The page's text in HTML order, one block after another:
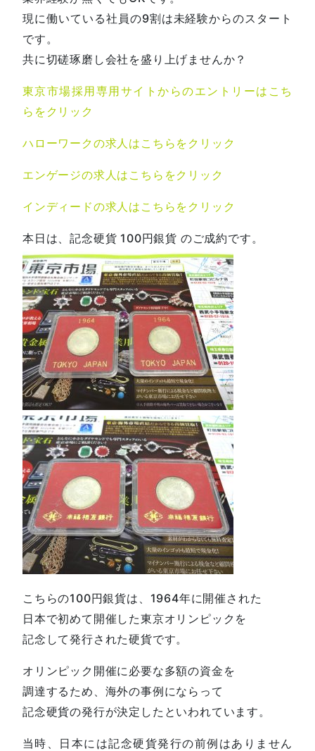
現に働いている社員の9割は未経験からのスタート
です。
共に切磋琢磨し会社を盛り上げませんか？
東京市場採用専用サイトからのエントリーはこち
らをクリック
ハローワークの求人はこちらをクリック
エンゲージの求人はこちらをクリック
インディードの求人はこちらをクリック
本日は、記念硬貨 100円銀貨 のご成約です。
こちらの100円銀貨は、1964年に開催された
日本で初めて開催した東京オリンピックを
記念して発行された硬貨です。
オリンピック開催に必要な多額の資金を
調達するため、海外の事例にならって
記念硬貨の発行が決定したといわれています。
当時、日本には記念硬貨発行の前例はありません